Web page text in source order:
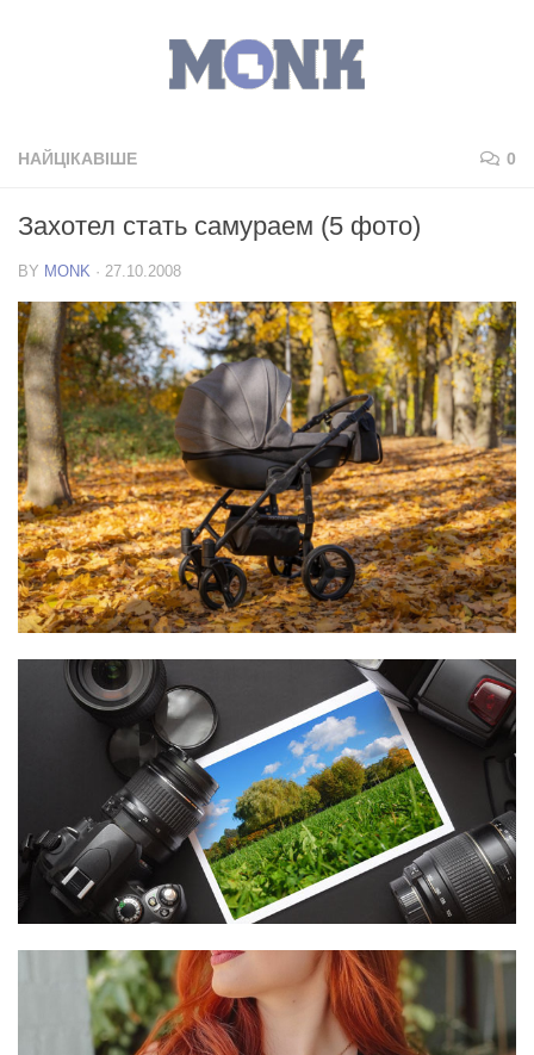
НАЙЦІКАВІШЕ 0
Захотел стать самураем (5 фото)
BY MONK · 27.10.2008